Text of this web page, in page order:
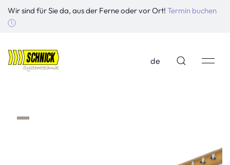
Wir sind für Sie da, aus der Ferne oder vor Ort! Termin buchen
de